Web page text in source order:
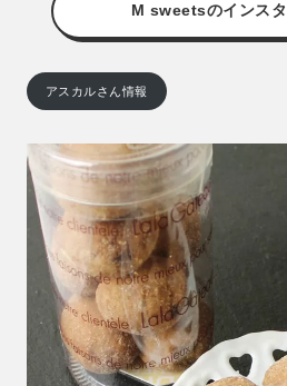
M sweetsのインスタ
アスカルさん情報